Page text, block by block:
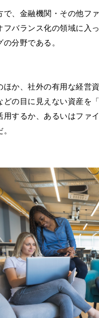
、金融機関・その他フ
フバランス化の領域に入
の分野である。
か、社外の有用な経営
どの目に見えない資産を
用するか、あるいはファ